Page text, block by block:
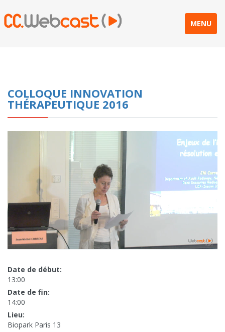
MENU
COLLOQUE INNOVATION
THÉRAPEUTIQUE 2016
Date de début:
13:00
Date de fin:
14:00
Lieu:
Biopark Paris 13